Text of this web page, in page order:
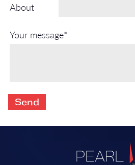
About
Your message*